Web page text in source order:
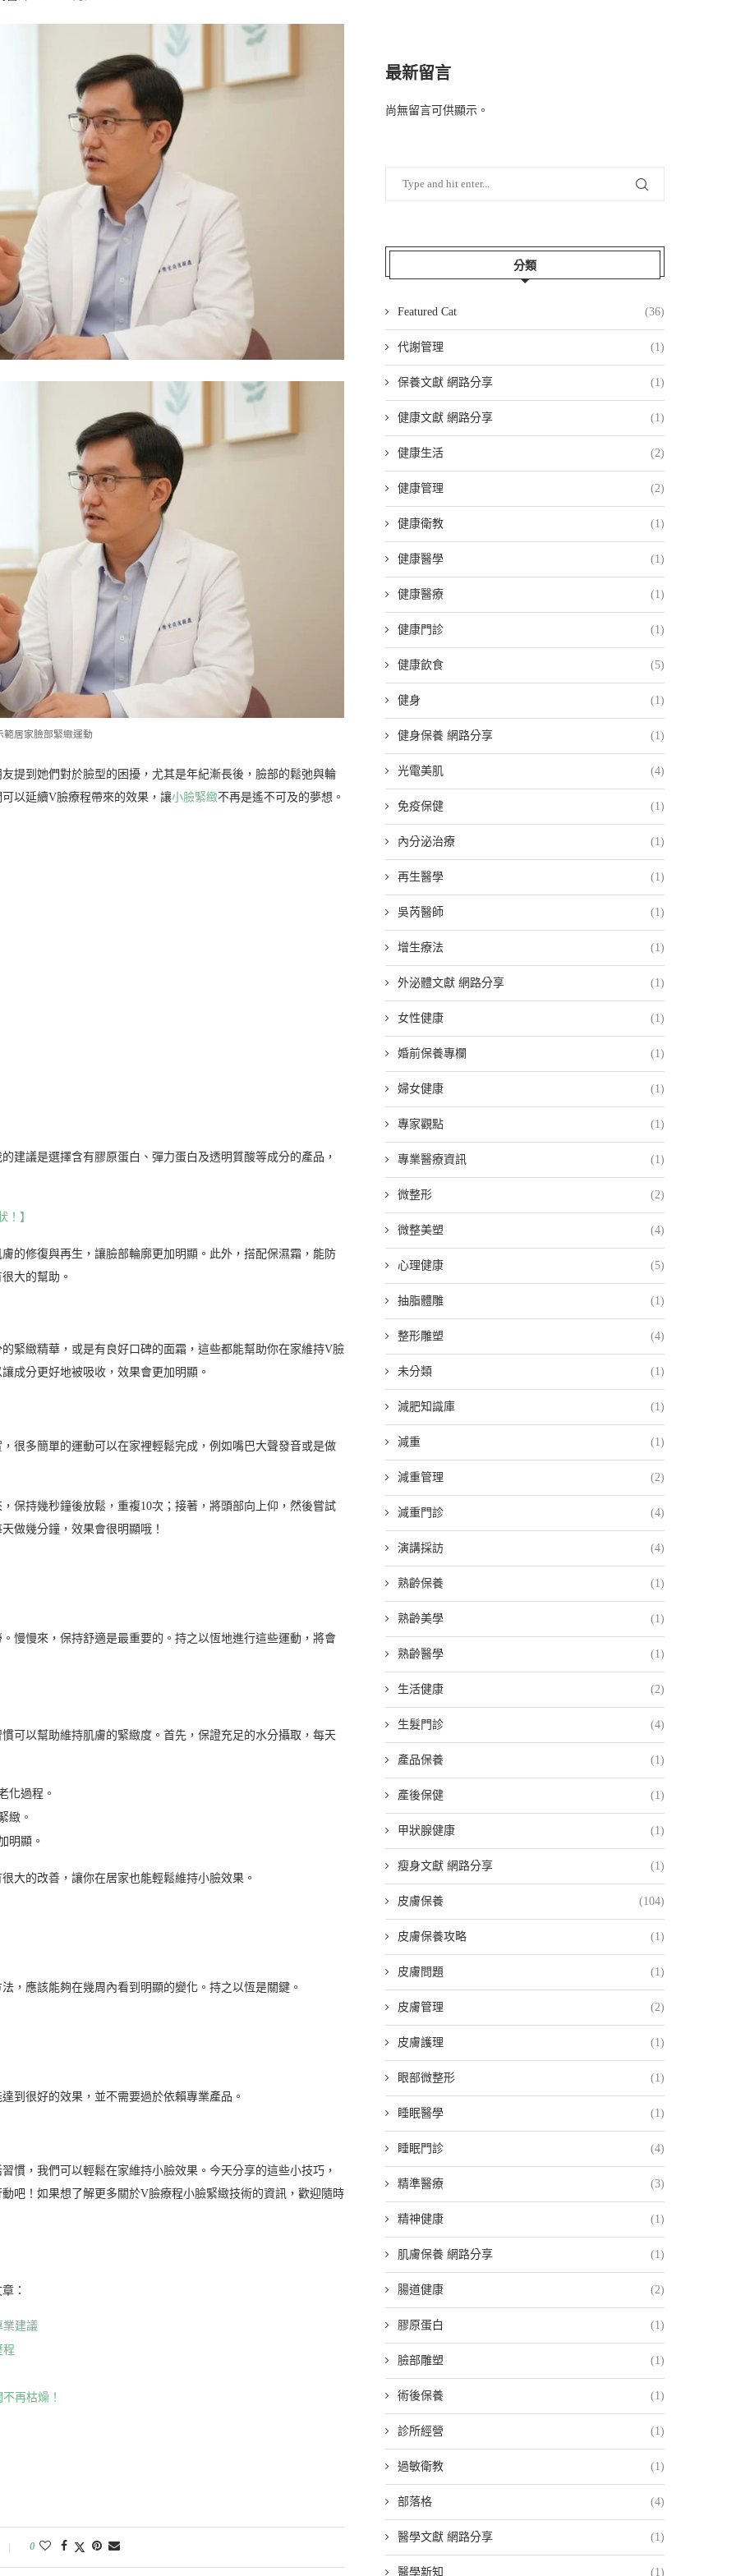
範居家臉部緊緻運動
提到她們對於臉型的困擾，尤其是年紀漸長後，臉部的鬆弛與輪
以延續V臉療程帶來的效果，讓小臉緊緻不再是遙不可及的夢想。
建議是選擇含有膠原蛋白、彈力蛋白及透明質酸等成分的產品，
！】
的修復與再生，讓臉部輪廓更加明顯。此外，搭配保濕霜，能防
大的幫助。
緊緻精華，或是有良好口碑的面霜，這些都能幫助你在家維持V臉
成分更好地被吸收，效果會更加明顯。
很多簡單的運動可以在家裡輕鬆完成，例如嘴巴大聲發音或是做
保持幾秒鐘後放鬆，重複10次；接著，將頭部向上仰，然後嘗試
做幾分鐘，效果會很明顯哦！
慢慢來，保持舒適是最重要的。持之以恆地進行這些運動，將會
可以幫助維持肌膚的緊緻度。首先，保證充足的水分攝取，每天
化過程。
緻。
明顯。
大的改善，讓你在居家也能輕鬆維持小臉效果。
，應該能夠在幾周內看到明顯的變化。持之以恆是關鍵。
到很好的效果，並不需要過於依賴專業產品。
慣，我們可以輕鬆在家維持小臉效果。今天分享的這些小技巧，
吧！如果想了解更多關於V臉療程小臉緊緻技術的資訊，歡迎隨時
：
業建議
程
再枯燥！
0
最新留言
尚無留言可供顯示。
分類
Featured Cat (36)
代謝管理 (1)
保養文獻 網路分享 (1)
健康文獻 網路分享 (1)
健康生活 (2)
健康管理 (2)
健康衛教 (1)
健康醫學 (1)
健康醫療 (1)
健康門診 (1)
健康飲食 (5)
健身 (1)
健身保養 網路分享 (1)
光電美肌 (4)
免疫保健 (1)
內分泌治療 (1)
再生醫學 (1)
吳芮醫師 (1)
增生療法 (1)
外泌體文獻 網路分享 (1)
女性健康 (1)
婚前保養專欄 (1)
婦女健康 (1)
專家觀點 (1)
專業醫療資訊 (1)
微整形 (2)
微整美塑 (4)
心理健康 (5)
抽脂體雕 (1)
整形雕塑 (4)
未分類 (1)
減肥知識庫 (1)
減重 (1)
減重管理 (2)
減重門診 (4)
演講採訪 (4)
熟齡保養 (1)
熟齡美學 (1)
熟齡醫學 (1)
生活健康 (2)
生髮門診 (4)
產品保養 (1)
產後保健 (1)
甲狀腺健康 (1)
瘦身文獻 網路分享 (1)
皮膚保養 (104)
皮膚保養攻略 (1)
皮膚問題 (1)
皮膚管理 (2)
皮膚護理 (1)
眼部微整形 (1)
睡眠醫學 (1)
睡眠門診 (4)
精準醫療 (3)
精神健康 (1)
肌膚保養 網路分享 (1)
腸道健康 (2)
膠原蛋白 (1)
臉部雕塑 (1)
術後保養 (1)
診所經營 (1)
過敏衛教 (1)
部落格 (4)
醫學文獻 網路分享 (1)
醫學新知 (1)